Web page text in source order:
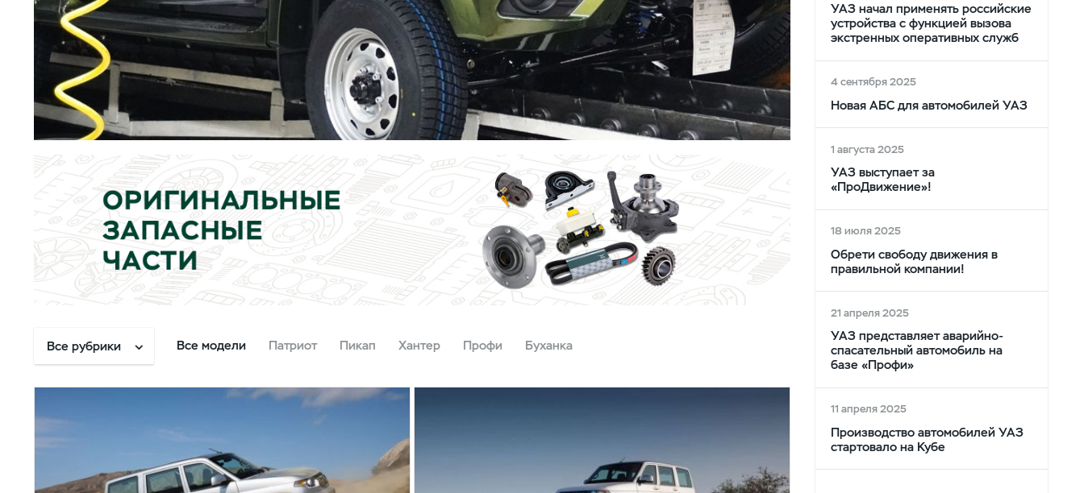
Все рубрики Все модели Патриот Пикап Хантер Профи Буханка
УАЗ начал применять российские
устройства с функцией вызова
экстренных оперативных служб
4 сентября 2025
Новая АБС для автомобилей УАЗ
1 августа 2025
УАЗ выступает за
«ПроДвижение»!
18 июля 2025
Обрети свободу движения в
правильной компании!
21 апреля 2025
УАЗ представляет аварийно-
спасательный автомобиль на
базе «Профи»
11 апреля 2025
Производство автомобилей УАЗ
стартовало на Кубе